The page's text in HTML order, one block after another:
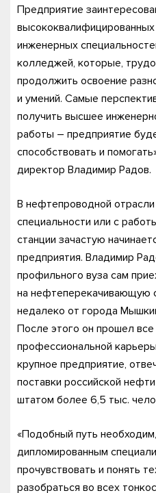
Предприятие
высококвалифицированных
инженерных
колледжей, которые,
продолжить освоение
и умений. Самые
получить высшее
работы – предприятие
способствовать и
директор Владимир Радов.
В нефтепроводной
специальности или с
станции зачастую
предприятия. Владимир
профильного вуза сам
на нефтеперекачивающую
недалеко от города
После этого он прошел все
профессиональной
крупное предприятие,
поставки российской
штатом более 6,5 тыс.
«Подобный путь
дипломированным
прочувствовать и понять
разобраться во всех